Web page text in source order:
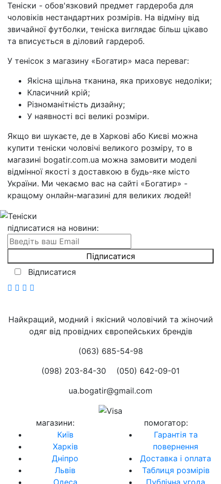
Теніски - обов'язковий предмет гардероба для
чоловіків нестандартних розмірів. На відміну від
звичайної футболки, теніска виглядає більш цікаво
та вписується в діловий гардероб.
У тенісок з магазину «Богатир» маса переваг:
Якісна щільна тканина, яка приховує недоліки;
Класичний крій;
Різноманітність дизайну;
У наявності всі великі розміри.
Якщо ви шукаєте, де в Харкові або Києві можна
купити теніски чоловічі великого розміру, то в
магазині bogatir.com.ua можна замовити моделі
відмінної якості з доставкою в будь-яке місто
України. Ми чекаємо вас на сайті «Богатир» -
кращому онлайн-магазині для великих людей!
підписатися на новини:
Відписатися
Найкращий, модний і якісний чоловічий та жіночий
одяг від провідних європейських брендів
(063) 685-54-98
(098) 203-84-30
(050) 642-09-01
ua.bogatir@gmail.com
магазини:
Київ
Харків
Дніпро
Львів
помогатор:
Гарантія та
повернення
Доставка і оплата
Таблиця розмірів